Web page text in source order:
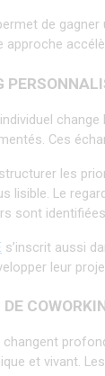
de
approche
Ces
les
lisible. Le
sont
s’inscrit aussi
leur
et vivant.